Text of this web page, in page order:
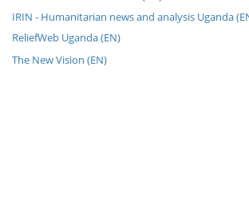
IRIN - Humanitarian news and analysis Uganda
ReliefWeb Uganda (EN)
The New Vision (EN)